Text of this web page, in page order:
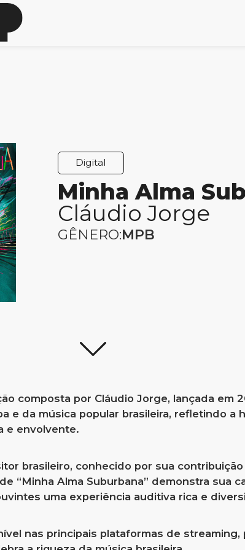
Digital
Minha Alma
Cláudio Jorge
GÊNERO:MPB
composta por Cláudio Jorge, lançada em
e da música popular brasileira, refletindo a
e envolvente.
brasileiro, conhecido por sua contribuição
“Minha Alma Suburbana” demonstra sua
uma experiência auditiva rica e
nas principais plataformas de